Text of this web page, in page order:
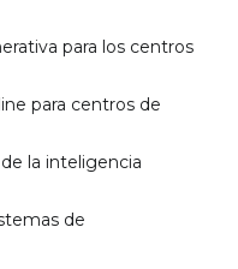
para los centros
para centros de
la inteligencia
de